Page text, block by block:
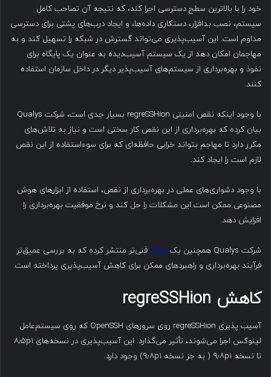
خود را با بالاترین سطح دسترسی اجرا کند، که نتیجه آن تصاحب کامل
سیستم، نصب بدافزار، دستکاری داده‌ها، و ایجاد درب‌های پشتی برای دسترسی
مداوم است. این آسیب‌پذیری می‌تواند گسترش در شبکه را تسهیل کند و به
مهاجمان امکان دهد از یک سیستم آسیب‌دیده به عنوان یک پایگاه برای
نفوذ و بهره‌برداری از سیستم‌های آسیب‌پذیر دیگر در داخل سازمان استفاده
کنند.
با وجود اینکه نقص امنیتی regreSSHion بسیار جدی است، شرکت Qualys
بیان کرده که بهره‌برداری از این نقص کار سختی است و نیاز به تلاش‌های
مکرر دارد تا مهاجم بتواند خرابی حافظه‌ای که برای سوءاستفاده از این نقص
لازم است را ایجاد کند.
با وجود دشواری‌های عملی در بهره‌برداری از نقص، استفاده از ابزارهای هوش
مصنوعی ممکن است این مشکلات را حل کند و نرخ موفقیت بهره‌برداری را
افزایش دهد.
شرکت Qualys همچنین یک مقاله فنی‌تر منتشر کرده که به بررسی عمیق‌تر
فرآیند بهره‌برداری و راهبردهای ممکن برای کاهش آسیب‌پذیری پرداخته است.
کاهش regreSSHion
آسیب پذیری regreSSHion روی سرورهای OpenSSH که روی سیستم‌عامل
لینوکس اجرا می‌شوند، تأثیر می‌گذارد. این آسیب‌پذیری در نسخه‌های ۸٫۵p1
تا نسخه ۹٫۸p1 ( به جز نسخه ۹٫۸p1) وجود دارد.